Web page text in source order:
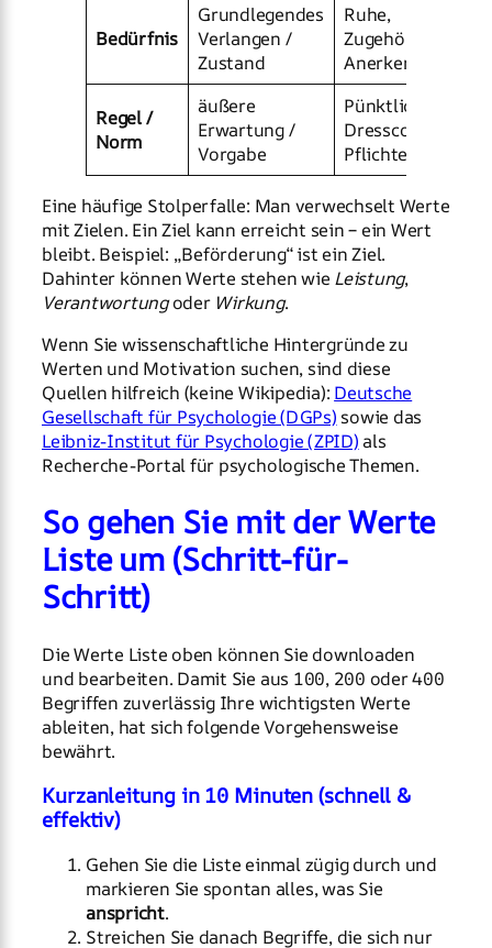
Bedürfnis
Grundlegendes
Verlangen /
Zustand
Ruhe,
Zugehörigkeit,
Anerkennung
Regel /
Norm
äußere
Erwartung /
Vorgabe
Pünktlichkeit,
Dresscode,
Pflichten
Eine häufige Stolperfalle: Man verwechselt Werte
mit Zielen. Ein Ziel kann erreicht sein – ein Wert
bleibt. Beispiel: „Beförderung“ ist ein Ziel.
Dahinter können Werte stehen wie Leistung,
Verantwortungoder Wirkung.
Wenn Sie wissenschaftliche Hintergründe zu
Werten und Motivation suchen, sind diese
Quellen hilfreich (keine Wikipedia): Deutsche
Gesellschaft für Psychologie (DGPs) sowie das
Leibniz-Institut für Psychologie (ZPID)als
Recherche-Portal für psychologische Themen.
So gehen Sie mit der Werte
Liste um (Schritt-für-
Schritt)
Die Werte Liste oben können Sie downloaden
und bearbeiten. Damit Sie aus 100, 200 oder 400
Begriffen zuverlässig Ihre wichtigsten Werte
ableiten, hat sich folgende Vorgehensweise
bewährt.
Kurzanleitung in 10 Minuten (schnell &
effektiv)
Gehen Sie die Liste einmal zügig durch und
markieren Sie spontan alles, was Sie
anspricht.
Streichen Sie danach Begriffe, die sich nur